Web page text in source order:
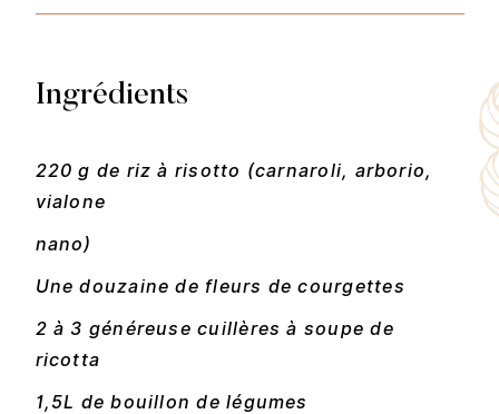
Ingrédients
220 g de riz à risotto (carnaroli, arborio,
vialone
nano)
Une douzaine de fleurs de courgettes
2 à 3 généreuse cuillères à soupe de
ricotta
1,5L de bouillon de légumes